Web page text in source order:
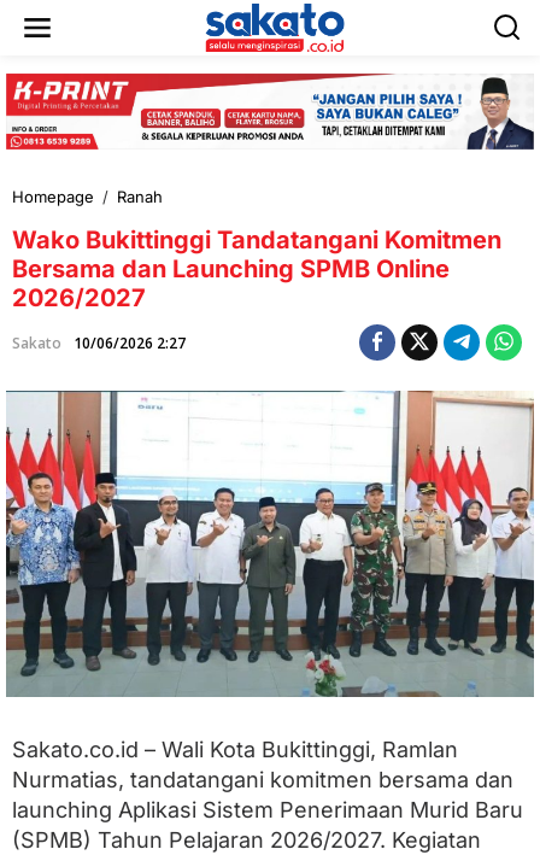
a
k
Homepage / Ranah
k
o
B
i
t
n
g
i
T
a
d
a
t
a
g
n
i
K
o
Wako Bukittinggi Tandatangani Komitmen
Bersama dan Launching SPMB Online
2026/2027
Sakato 10/06/2026 2:27
Sakato.co.id – Wali Kota Bukittinggi, Ramlan
Nurmatias, tandatangani komitmen bersama dan
launching Aplikasi Sistem Penerimaan Murid Baru
(SPMB) Tahun Pelajaran 2026/2027. Kegiatan